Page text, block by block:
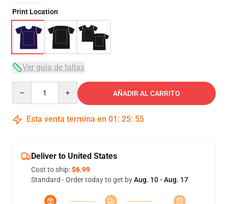
Print Location
Ver guía de tallas
AÑADIR AL CARRITO
Esta venta termina en 01 : 25: 54
Deliver to United States
Cost to ship:$6.99
Standard - Order today to get byAug. 10 - Aug. 17